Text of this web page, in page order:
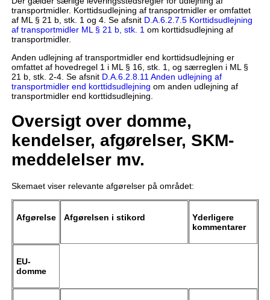
transportmidler. Korttidsudlejning af transportmidler er omfattet
af ML § 21 b, stk. 1 og 4. Se afsnit D.A.6.2.7.5 Korttidsudlejning
af transportmidler ML § 21 b, stk. 1 om korttidsudlejning af
transportmidler.
Anden udlejning af transportmidler end korttidsudlejning er
omfattet af hovedregel 1 i ML § 16, stk. 1, og særreglen i ML §
21 b, stk. 2-4. Se afsnit D.A.6.2.8.11 Anden udlejning af
transportmidler end korttidsudlejning om anden udlejning af
transportmidler end korttidsudlejning.
Oversigt over domme,
kendelser, afgørelser, SKM-
meddelelser mv.
Skemaet viser relevante afgørelser på området:
Afgørelse Afgørelsen i stikord
Yderligere
kommentarer
EU-
domme